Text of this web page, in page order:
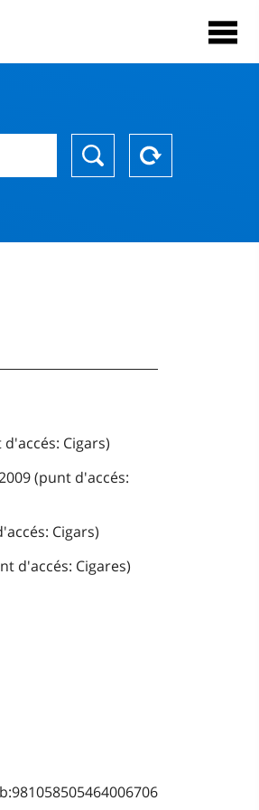
Cigars)
(punt d'accés:
Cigars)
d'accés: Cigares)